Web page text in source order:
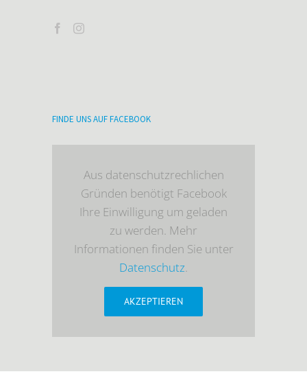
FINDE UNS AUF FACEBOOK
Aus datenschutzrechlichen
Gründen benötigt Facebook
Ihre Einwilligung um geladen
zu werden. Mehr
Informationen finden Sie unter
Datenschutz.
AKZEPTIEREN